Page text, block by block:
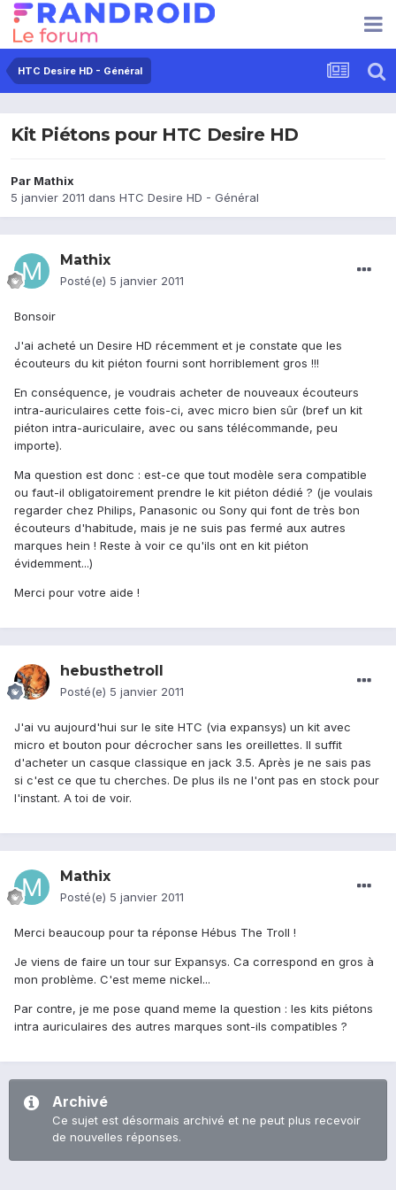
HTC Desire HD - Général
Kit Piétons pour HTC Desire HD
Par Mathix
5 janvier 2011 dans HTC Desire HD - Général
Mathix
Posté(e) 5 janvier 2011
Bonsoir
J'ai acheté un Desire HD récemment et je constate que les
écouteurs du kit piéton fourni sont horriblement gros !!!
En conséquence, je voudrais acheter de nouveaux écouteurs
intra-auriculaires cette fois-ci, avec micro bien sûr (bref un kit
piéton intra-auriculaire, avec ou sans télécommande, peu
importe).
Ma question est donc : est-ce que tout modèle sera compatible
ou faut-il obligatoirement prendre le kit piéton dédié ? (je voulais
regarder chez Philips, Panasonic ou Sony qui font de très bon
écouteurs d'habitude, mais je ne suis pas fermé aux autres
marques hein ! Reste à voir ce qu'ils ont en kit piéton
évidemment...)
Merci pour votre aide !
hebusthetroll
Posté(e) 5 janvier 2011
J'ai vu aujourd'hui sur le site HTC (via expansys) un kit avec
micro et bouton pour décrocher sans les oreillettes. Il suffit
d'acheter un casque classique en jack 3.5. Après je ne sais pas
si c'est ce que tu cherches. De plus ils ne l'ont pas en stock pour
l'instant. A toi de voir.
Mathix
Posté(e) 5 janvier 2011
Merci beaucoup pour ta réponse Hébus The Troll !
Je viens de faire un tour sur Expansys. Ca correspond en gros à
mon problème. C'est meme nickel...
Par contre, je me pose quand meme la question : les kits piétons
intra auriculaires des autres marques sont-ils compatibles ?
Archivé
Ce sujet est désormais archivé et ne peut plus recevoir
de nouvelles réponses.